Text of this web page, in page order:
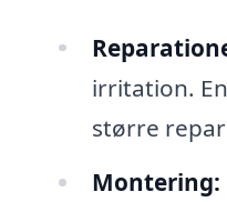
irritation.
større
Montering: